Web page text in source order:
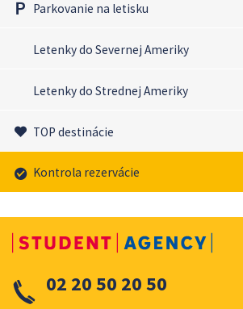
Parkovanie na letisku
Letenky do Severnej Ameriky
Letenky do Strednej Ameriky
TOP destinácie
Kontrola rezervácie
02 20 50 20 50